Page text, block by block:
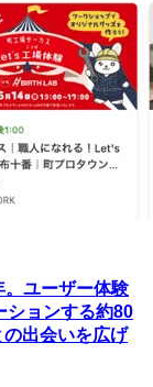
。ユーザー体験
ションする約80
出会いを広げ